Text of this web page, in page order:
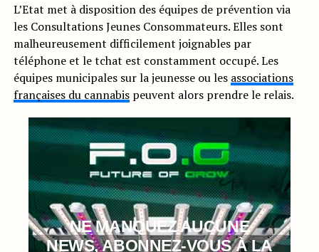
L’Etat met à disposition des équipes de prévention via
les Consultations Jeunes Consommateurs. Elles sont
malheureusement difficilement joignables par
téléphone et le tchat est constamment occupé. Les
équipes municipales sur la jeunesse ou les associations
françaises du cannabispeuvent alors prendre le relais.
NE MANQUEZ AUCUNE
NEWS, ABONNEZ-VOUS À LA